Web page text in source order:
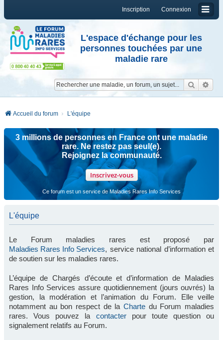
Connexion
Inscription
L'espace d'échange pour les
personnes touchées par une
maladie rare
Accueil du forum L'équipe
3 millions de personnes en France ont une maladie
rare. Ne restez pas seul(e).
Rejoignez la communauté.
Inscrivez-vous
Ce forum est un service de Maladies Rares Info Services
L'équipe
Le Forum maladies rares est proposé par
Maladies Rares Info Services, service national d’information et
de soutien sur les maladies rares.
L’équipe de Chargés d’écoute et d’information de Maladies
Rares Info Services assure quotidiennement (jours ouvrés) la
gestion, la modération et l’animation du Forum. Elle veille
notamment au bon respect de la Charte du Forum maladies
rares. Vous pouvez la contacterpour toute question ou
signalement relatifs au Forum.